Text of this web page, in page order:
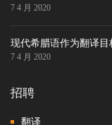
7 4 月 2020
现代希腊语作为翻译目
7 4 月 2020
招聘
翻译